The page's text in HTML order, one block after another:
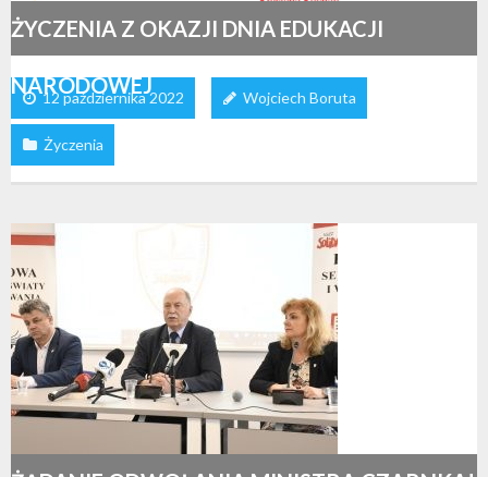
ŻYCZENIA Z OKAZJI DNIA EDUKACJI
NARODOWEJ
12 października 2022 Wojciech Boruta
Życzenia